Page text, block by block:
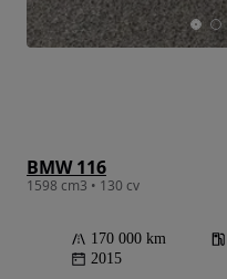
BMW 116
1598 cm3 • 130 cv
170 000 km
2015